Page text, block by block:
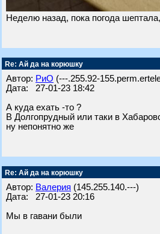
Неделю назад, пока погода
Re: Ай да на корюшку
Автор: РиО (---.255.92-
Дата: 27-01-23 18:42
А куда ехать -то ?
В Долгопрудный или таки в
ну непонятно же
Re: Ай да на корюшку
Автор: Валерия (145.255.140.---)
Дата: 27-01-23 20:16
Мы в гавани были